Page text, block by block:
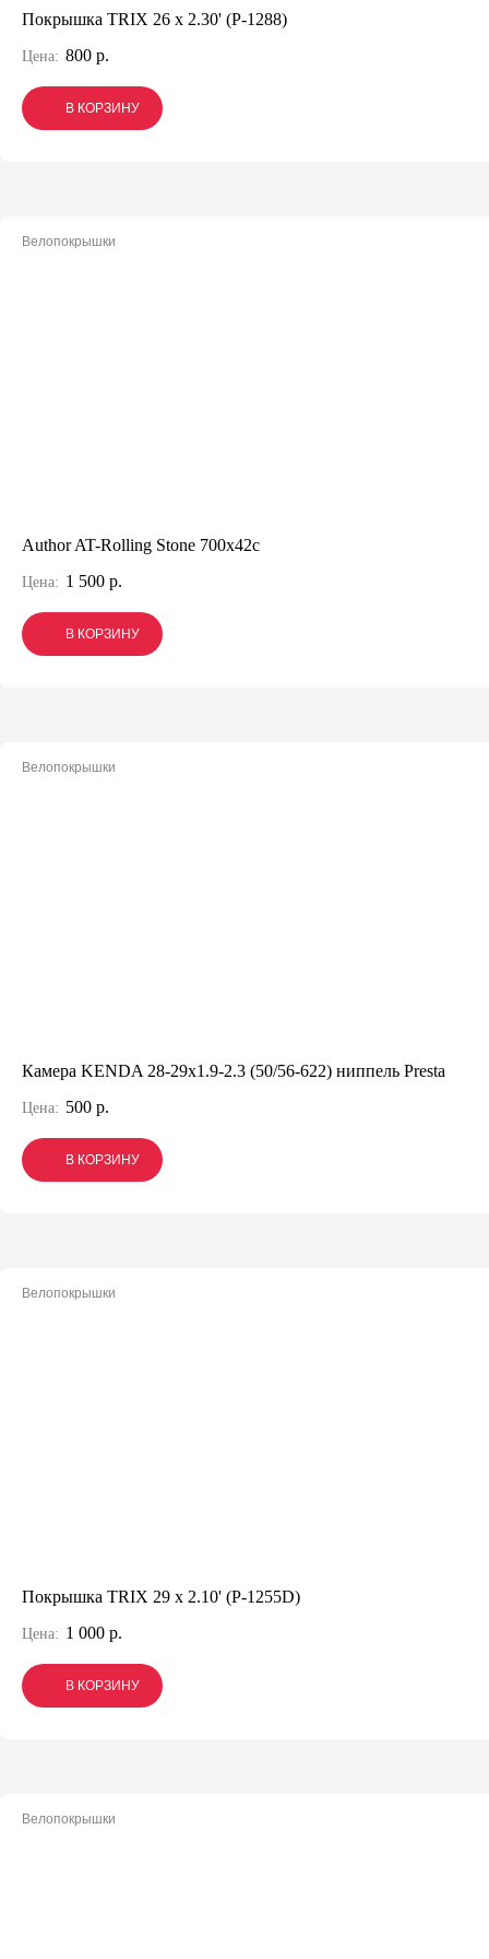
Покрышка TRIX 26 x 2.30' (P-1288)
Цена: 800 р.
В КОРЗИНУ
В КОРЗИНУ
В КОРЗИНУ
Велопокрышки
Author AT-Rolling Stone 700x42c
Цена: 1 500 р.
В КОРЗИНУ
В КОРЗИНУ
В КОРЗИНУ
Велопокрышки
Камера KENDA 28-29x1.9-2.3 (50/56-622) ниппель Presta
Цена: 500 р.
В КОРЗИНУ
В КОРЗИНУ
В КОРЗИНУ
Велопокрышки
Покрышка TRIX 29 x 2.10' (P-1255D)
Цена: 1 000 р.
В КОРЗИНУ
В КОРЗИНУ
В КОРЗИНУ
Велопокрышки